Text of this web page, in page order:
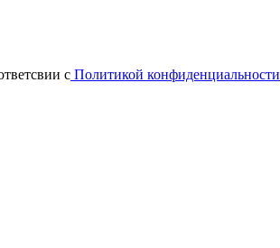
с Политикой конфиденциальности